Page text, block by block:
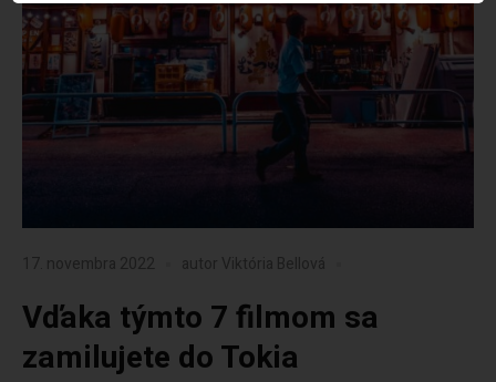
17. novembra 2022 autor Viktória Bellová
Vďaka týmto 7 filmom sa
zamilujete do Tokia